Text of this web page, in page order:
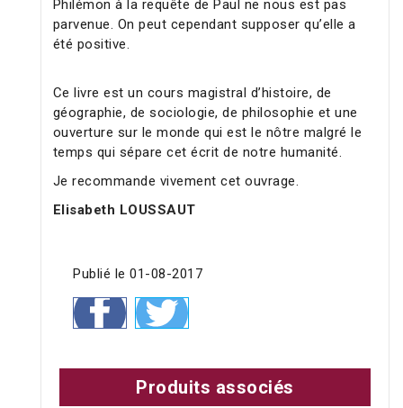
Philémon à la requête de Paul ne nous est pas
parvenue. On peut cependant supposer qu’elle a
été positive.
Ce livre est un cours magistral d’histoire, de
géographie, de sociologie, de philosophie et une
ouverture sur le monde qui est le nôtre malgré le
temps qui sépare cet écrit de notre humanité.
Je recommande vivement cet ouvrage.
Elisabeth LOUSSAUT
Publié le 01-08-2017
Produits associés